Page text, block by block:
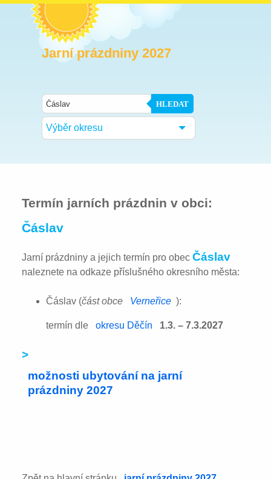
Jarní prázdniny 2027
HLEDAT
Výběr okresu
Termín jarních prázdnin v obci:
Čáslav
Jarní prázdniny a jejich termín pro obecČáslav
naleznete na odkaze příslušného okresního města:
Čáslav (část obce Verneřice ):
termín dle okresu Děčín 1.3. – 7.3.2027
>
možnosti ubytování na jarní
prázdniny 2027